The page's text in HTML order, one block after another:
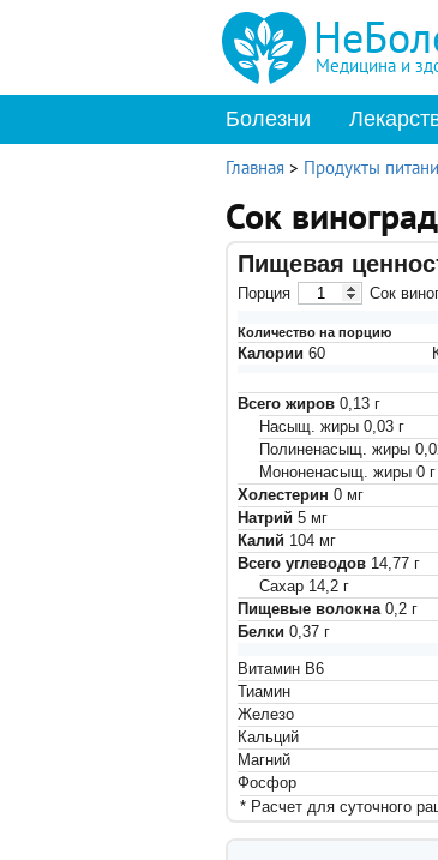
Медицина и
Болезни
Главная > Продукты
Сок
Пищевая
Порция Сок
Количество на порцию
Калории 60
Всего жиров 0,13 г
Насыщ. жиры 0,03 г
Полиненасыщ. жиры
Мононенасыщ. жиры 0 г
Холестерин 0 мг
Натрий 5 мг
Калий 104 мг
Всего углеводов 14,77 г
Сахар 14,2 г
Пищевые волокна 0,2 г
Белки 0,37 г
Витамин B6
Тиамин
Железо
Кальций
Магний
Фосфор
* Расчет для суточного